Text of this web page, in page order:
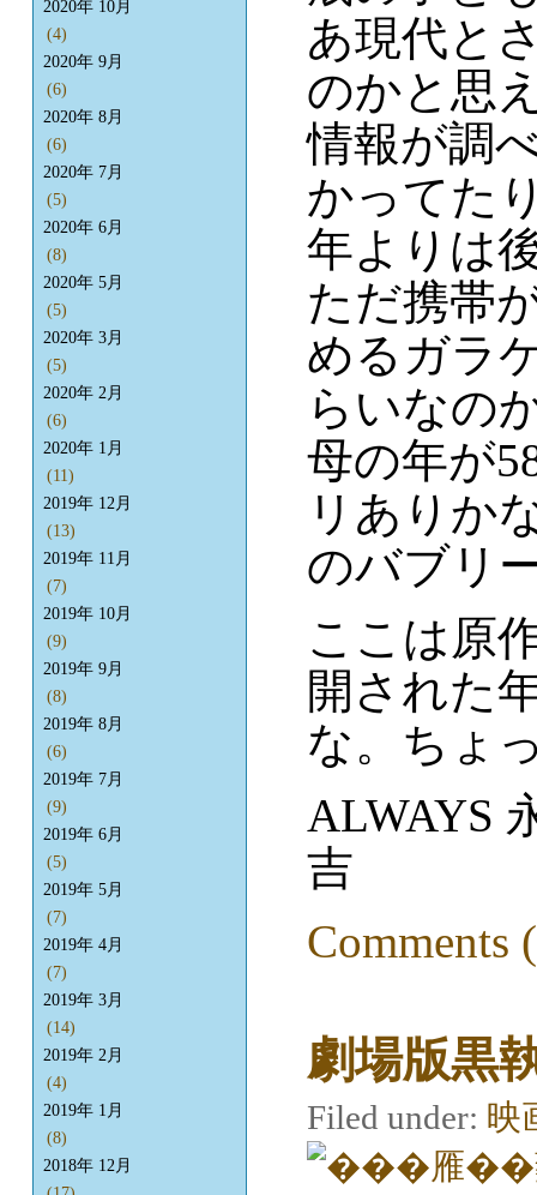
あ現代と
のかと思
情報が調
かってた
年よりは
ただ携帯
めるガラ
らいなの
母の年が
リありか
のバブリ
ここは原
開された
な。ちょ
ALWAYS
吉
Comments
劇場版黒
Filed under: 映
2020年 10月
(4)
2020年 9月
(6)
2020年 8月
(6)
2020年 7月
(5)
2020年 6月
(8)
2020年 5月
(5)
2020年 3月
(5)
2020年 2月
(6)
2020年 1月
(11)
2019年 12月
(13)
2019年 11月
(7)
2019年 10月
(9)
2019年 9月
(8)
2019年 8月
(6)
2019年 7月
(9)
2019年 6月
(5)
2019年 5月
(7)
2019年 4月
(7)
2019年 3月
(14)
2019年 2月
(4)
2019年 1月
(8)
2018年 12月